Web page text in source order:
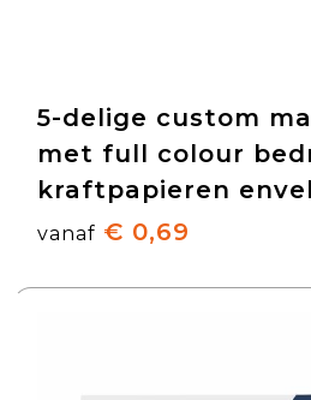
5-delige custom
met full colour
kraftpapieren
vanaf € 0,69